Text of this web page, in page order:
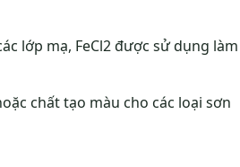
lớp mạ, FeCl2 được sử dụng làm
chất tạo màu cho các loại sơn